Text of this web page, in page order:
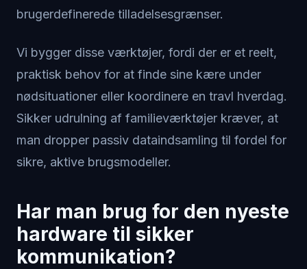
brugerdefinerede tilladelsesgrænser.
Vi bygger disse værktøjer, fordi der er et reelt,
praktisk behov for at finde sine kære under
nødsituationer eller koordinere en travl hverdag.
Sikker udrulning af familieværktøjer kræver, at
man dropper passiv dataindsamling til fordel for
sikre, aktive brugsmodeller.
Har man brug for den nyeste
hardware til sikker
kommunikation?